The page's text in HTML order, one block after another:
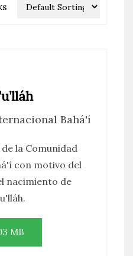
Bahá'í
la Comunidad
con motivo del
nacimiento de
MB